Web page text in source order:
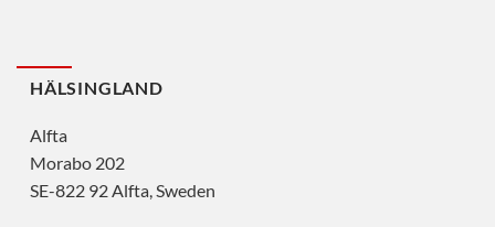
HÄLSINGLAND
Alfta
Morabo 202
SE-822 92 Alfta, Sweden